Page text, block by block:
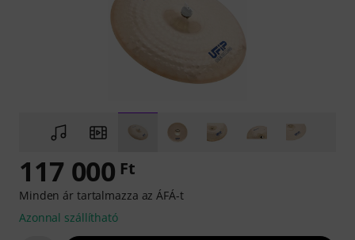
117 000 Ft
Minden ár tartalmazza az ÁFÁ-t
Azonnal szállítható